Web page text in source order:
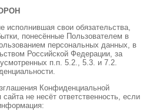
исполнившая свои обязательства,
понесённые Пользователем в
персональных данных, в
Российской Федерации, за
п.п. 5.2., 5.3. и 7.2.
Конфиденциальной
не несёт ответственность, если